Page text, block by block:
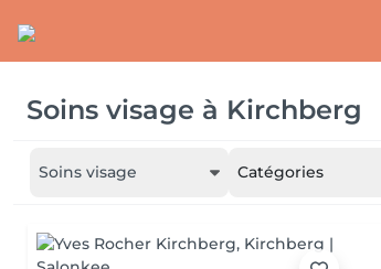
Soins visage à Kirchberg
Soins visage Catégories